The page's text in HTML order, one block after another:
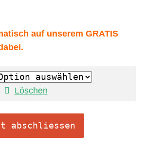
auf unserem GRATIS
Löschen
abschliessen